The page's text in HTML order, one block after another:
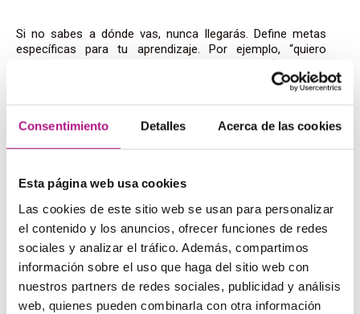
Consentimiento Detalles Acerca de las cookies
Esta página web usa cookies
Las cookies de este sitio web se usan para personalizar
el contenido y los anuncios, ofrecer funciones de redes
sociales y analizar el tráfico. Además, compartimos
información sobre el uso que haga del sitio web con
nuestros partners de redes sociales, publicidad y análisis
web, quienes pueden combinarla con otra información
Si no sabes a dónde vas, nunca llegarás. Define metas
específicas para tu aprendizaje. Por ejemplo, “quiero
aprender 10 palabras nuevas cada semana” o “voy a ver
Tener objetivos claros te dará un sentido de propósito y te
motivará a seguir adelante. Además, celebrar tus logros,
5. Usa la tecnología y
aprende en cualquier
momento y lugar
Estamos en el siglo XXI,guys. Hay un mundo de recursos